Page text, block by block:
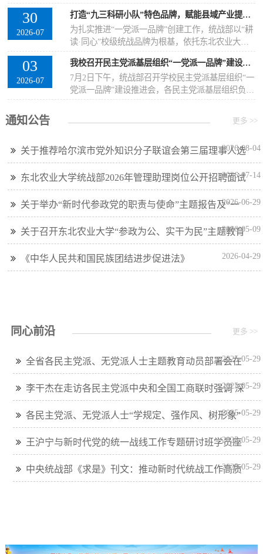
政的发力点聚焦于破解当地产业发展痛点，以科技
赋能产业发展和兴边事业。这种“履职在基层、奉
献...
极推进民盟东北农业大学委员会组建“兴农科技赋能
志愿服务队”，依托校内资源，组织盟员专家深入省
内外基层一线，开展精准化农业技术帮扶服务。冬
春季农业提质关键期，服务队骨干盟员分赴多地开
发酵与饲料加工技术开展跨省帮扶。她走进黑龙江
尚志市亚布力林业局森工林区，针对林下种养...
30
2026-07
打造“九三科研小队”特色品牌，赋能县域产业提质振兴
为扎实推进“一党派一品牌”创建工作，统战部以“耕
读·同心”校级统战品牌为根基，依托东北农业大学
九三学社专家人才资源，打造“清流科研小队”科技
助农特色服务品牌，组织校内专家下沉各县域田间
地头、产业基地，围绕春耕生产、粮食种植、特色
畜禽养殖开展全链条技术帮扶，上半年系列科技服
月，九三科研小队成员刘威联合无党派专家蒋欣梅
03
2026-07
我校召开民主党派基层组织“一党派一品牌”建设推进会
7月2日下午，统战部召开学校民主党派基层组织“一
党派一品牌”建设推进会，各民主党派基层组织负责
人、骨干代表参加会议。会议在学校党外人士活动
民主党派基层组织已初步取得了阶段性建设成效。
技赋能志愿服务队”、民革与民建联合成立“校企联
结工作室”、农工党打造“健康护航驿站”、九三学社
组建“清流科技小队”，构建起与...
通知公告 更多 >>
关于推荐哈尔滨市党外知识分子联谊会第三届理事人选
的通知
2026-08-04
东北农业大学统战部2026年管理助理岗位公开招聘面试
成绩公示
2026-07-14
关于举办“新时代参政党的职责与使命”主题报告及“一
党派一品牌”工作推进会的通知
2026-06-29
关于召开东北农业大学“参政为公、实干为民”主题教育
动员部署会的通知
2026-05-09
《中华人民共和国民族团结进步促进法》 2026-04-29
同心前沿 更多 >>
全省各民主党派、无党派人士主题教育动员部署会在
哈尔滨召开 徐建国出席并讲话
2025-05-29
李干杰在走访各民主党派中央和全国工商联时强调 深
入学习贯彻中共二十大和二十届二中、三中全会精神 推
动统一战线和多党合作事业高质量发展）
2025-05-29
各民主党派、无党派人士“学规定、强作风、树形象”
主题教育启动会在京召开 李干杰出席并讲话
2025-05-29
王沪宁与新时代党的统一战线工作专题研讨班学员座
谈
2025-05-29
中央统战部《求是》刊文：推动新时代统战工作高质2025-05-29